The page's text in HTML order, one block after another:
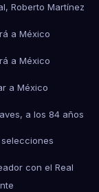
Roberto Martínez
a México
a México
a México
a los 84 años
con el Real